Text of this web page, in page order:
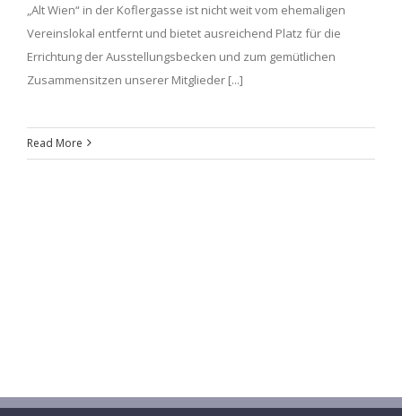
„Alt Wien“ in der Koflergasse ist nicht weit vom ehemaligen
Vereinslokal entfernt und bietet ausreichend Platz für die
Errichtung der Ausstellungsbecken und zum gemütlichen
Zusammensitzen unserer Mitglieder [...]
Read More